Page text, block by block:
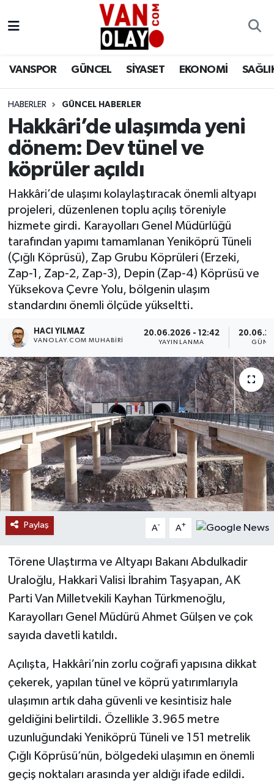
VANSPOR GÜNCEL SİYASET EKONOMİ
HABERLER GÜNCEL HABERLER
Hakkâri’de ulaşımda yeni
dönem: Dev tünel ve
köprüler açıldı
Hakkâri’de ulaşımı kolaylaştıracak önemli altyapı
projeleri, düzenlenen toplu açılış töreniyle
hizmete girdi. Karayolları Genel Müdürlüğü
tarafından yapımı tamamlanan Yeniköprü Tüneli
(Çığlı Köprüsü), Zap Grubu Köprüleri (Erzeki,
Zap-1, Zap-2, Zap-3), Depin (Zap-4) Köprüsü ve
Yüksekova Çevre Yolu, bölgenin ulaşım
standardını önemli ölçüde yükseltti.
HACI YILMAZ
VANOLAY.COM MUHABIRI
20.06.2026 - 12:42
YAYINLANMA
Paylaş A- A+
Törene Ulaştırma ve Altyapı Bakanı Abdulkadir
Uraloğlu, Hakkari Valisi İbrahim Taşyapan, AK
Parti Van Milletvekili Kayhan Türkmenoğlu,
Karayolları Genel Müdürü Ahmet Gülşen ve çok
sayıda davetli katıldı.
Açılışta, Hakkâri’nin zorlu coğrafi yapısına dikkat
çekerek, yapılan tünel ve köprü yatırımlarıyla
ulaşımın artık daha güvenli ve kesintisiz hale
geldiğini belirtildi. Özellikle 3.965 metre
uzunluğundaki Yeniköprü Tüneli ve 151 metrelik
Çığlı Köprüsü’nün, bölgedeki ulaşımın en önemli
geçiş noktaları arasında yer aldığı ifade edildi.
Siyaset
Sağlık
Bilim & Teknoloji
Dünya
RESMİ İLANLAR
Van Nöbetçi Eczaneler
Van Namaz Vakitleri
Van Trafik Yoğunluk Haritası
Süper Lig Puan Durumu ve Fikstür
Tüm Manşetler
Son Dakika Haberleri
Haber Arşivi